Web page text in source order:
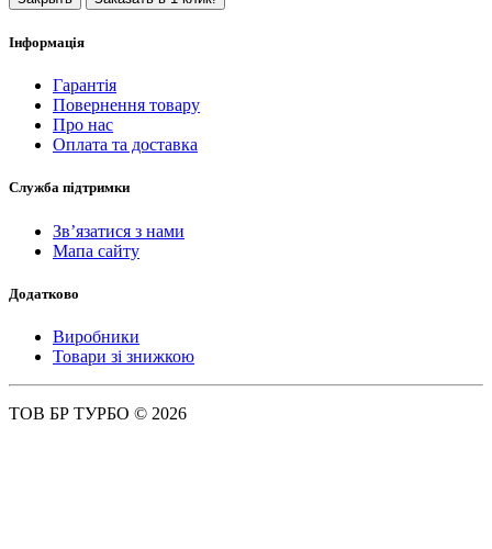
Інформація
Гарантія
Повернення товару
Про нас
Оплата та доставка
Служба підтримки
Зв’язатися з нами
Мапа сайту
Додатково
Виробники
Товари зі знижкою
ТОВ БР ТУРБО © 2026